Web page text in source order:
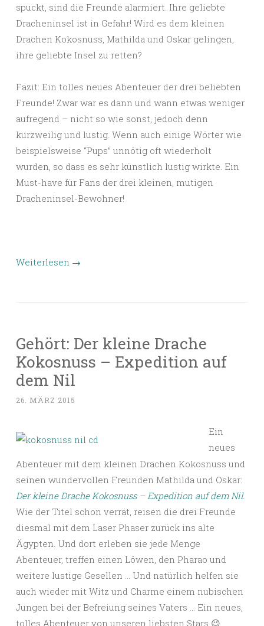
spuckt, sind die Freunde alarmiert. Ihre geliebte
Dracheninsel ist in Gefahr! Wird es dem kleinen
Drachen Kokosnuss, Mathilda und Oskar gelingen,
ihre geliebte Insel zu retten?
Fazit: Ein tolles neues Abenteuer der drei beliebten
Freunde! Zwar war es dann und wann etwas weniger
aufregend – nicht so wie sonst, jedoch denn
kurzweilig und lustig. Wenn auch einige Wörter wie
beispielsweise “Pups” unnötig oft wiederholt
wurden, so dass es sehr künstlich lustig wirkte. Ein
Must-have für Fans der drei kleinen, mutigen
Dracheninsel-Bewohner!
Weiterlesen →
Gehört: Der kleine Drache
Kokosnuss – Expedition auf
dem Nil
26. MÄRZ 2015
Ein
neues
Abenteuer mit dem kleinen Drachen Kokosnuss und
seinen wundervollen Freunden Mathilda und Oskar:
Der kleine Drache Kokosnuss – Expedition auf dem Nil.
Wie der Titel schon verrät, reisen die drei Freunde
diesmal mit dem Laser Phaser zurück ins alte
Ägypten. Und dort erleben sie jede Menge
Abenteuer, treffen einen Löwen, den Pharao und
weitere lustige Gesellen … Und natürlich helfen sie
auch wieder mit Witz und Charme einem nubischen
Jungen bei der Befreiung seines Vaters … Ein neues,
tolles Abenteuer von unseren liebsten Stars 😉 …